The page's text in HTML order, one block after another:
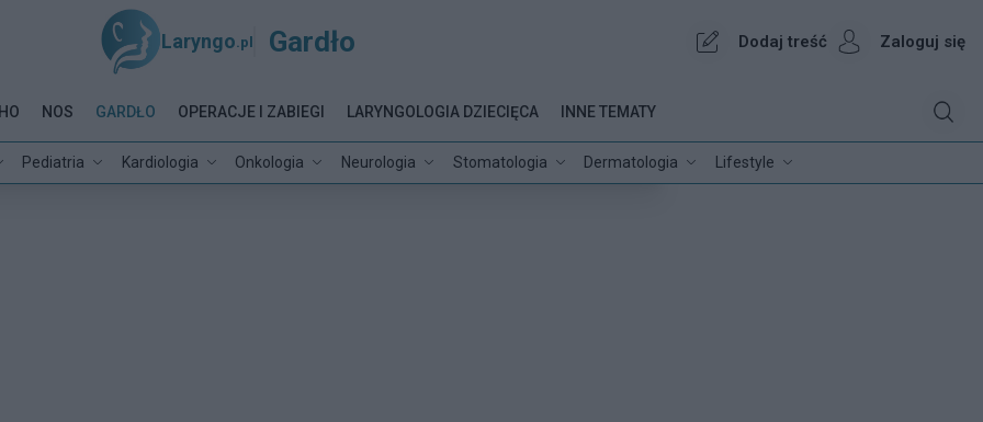
Laryngo .pl Gardło Dodaj treść Zaloguj się
Pediatria Kardiologia Onkologia Neurologia Stomatologia Dermatologia Lifestyle
NOS GARDŁO OPERACJE I ZABIEGI LARYNGOLOGIA DZIECIĘCA INNE TEMATY